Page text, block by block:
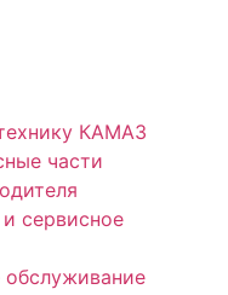
КАМАЗ
части
сервисное
обслуживание